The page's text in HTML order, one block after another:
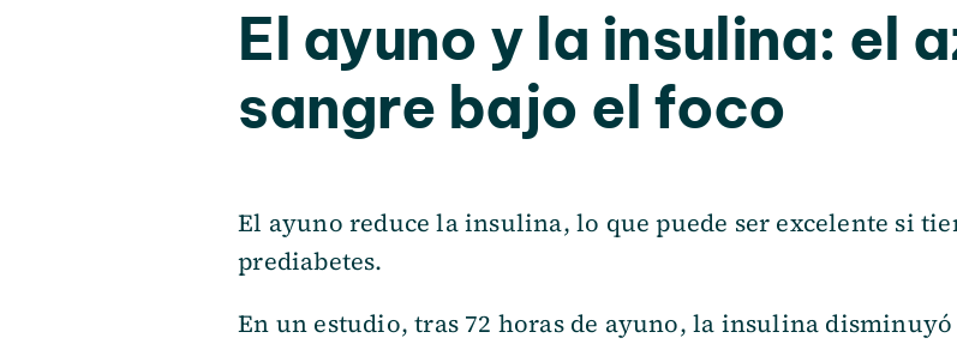
El ayuno y la insulina: el
sangre bajo el foco
El ayuno reduce la insulina, lo que puede ser excelente si
prediabetes.
En un estudio, tras 72 horas de ayuno, la insulina